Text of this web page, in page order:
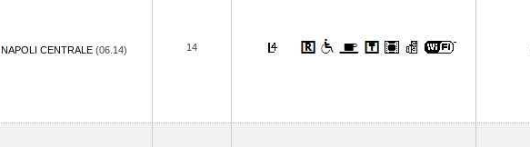
NAPOLI CENTRALE (06.14) 14